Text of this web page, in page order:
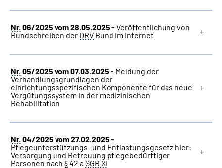
Nr.06/2025 vom 28.05.2025 - Veröffentlichung von
Rundschreiben der DRV Bund im Internet
Nr.05/2025 vom 07.03.2025 - Meldung der
Verhandlungsgrundlagen der
einrichtungsspezifischen Komponente für das neue
Vergütungssystem in der medizinischen
Rehabilitation
Nr.04/2025 vom 27.02.2025 -
Pflegeunterstützungs- und Entlastungsgesetz hier:
Versorgung und Betreuung pflegebedürftiger
Personen nach §42 aSGB XI